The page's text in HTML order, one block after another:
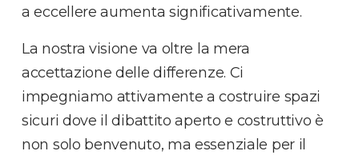
a eccellere aumenta significativamente.
La nostra visione va oltre la mera
accettazione delle differenze. Ci
impegniamo attivamente a costruire spazi
sicuri dove il dibattito aperto e costruttivo è
non solo benvenuto, ma essenziale per il